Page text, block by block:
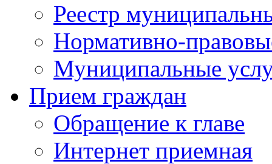
Реестр
Нормативно-
Муниципальные
Прием граждан
Обращение к главе
Интернет приемная